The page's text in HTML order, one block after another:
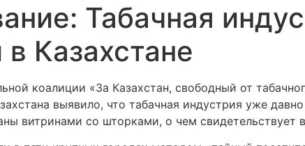
Табачная
Казахстане
коалиции «За Казахстан, свободный от
выявило, что табачная индустрия уже
витринами со шторками, о чем свидетельствует